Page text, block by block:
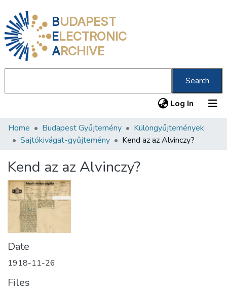
BUDAPEST
ELECTRONIC
ARCHIVE
Search
Log In (current)
Communities & Collections
Statistics
About us
Home Budapest Gyűjtemény
Különgyűjtemények
Sajtókivágat-gyűjtemény
Kend az az Alvinczy?
Kend az az Alvinczy?
Date
1918-11-26
Files